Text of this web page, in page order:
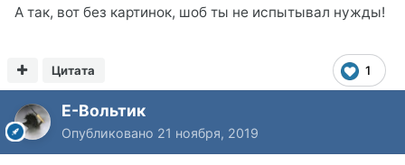
А так, вот без картинок, шоб ты не испытывал нужды!
1
Цитата
Е-Вольтик
Опубликовано 21 ноября, 2019